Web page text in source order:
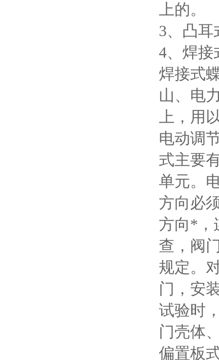
上的。
3、凸耳
4、焊接
焊接式
山、电
上，用
电动调
式主要
单元。
方向必
方向*，
查，阀
规定。
门，安
试验时
门壳体
偏置板